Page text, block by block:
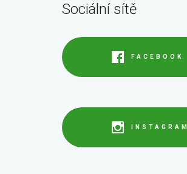
Sociální sítě
FACEBOOK
INSTAGRAM